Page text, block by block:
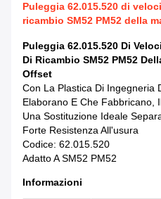
Puleggia 62.015.520 di
ricambio SM52 PM52 della
Puleggia 62.015.520 Di
Di Ricambio SM52 PM52
Offset
Con La Plastica Di Ingegneria
Elaborano E Che Fabbricano,
Una Sostituzione Ideale
Forte Resistenza All'usura
Codice: 62.015.520
Adatto A SM52 PM52
Informazioni